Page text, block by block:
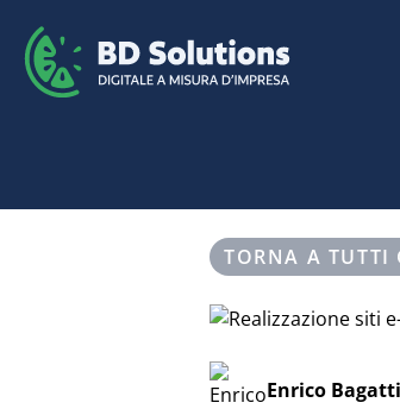
TORNA A TUTTI
Enrico